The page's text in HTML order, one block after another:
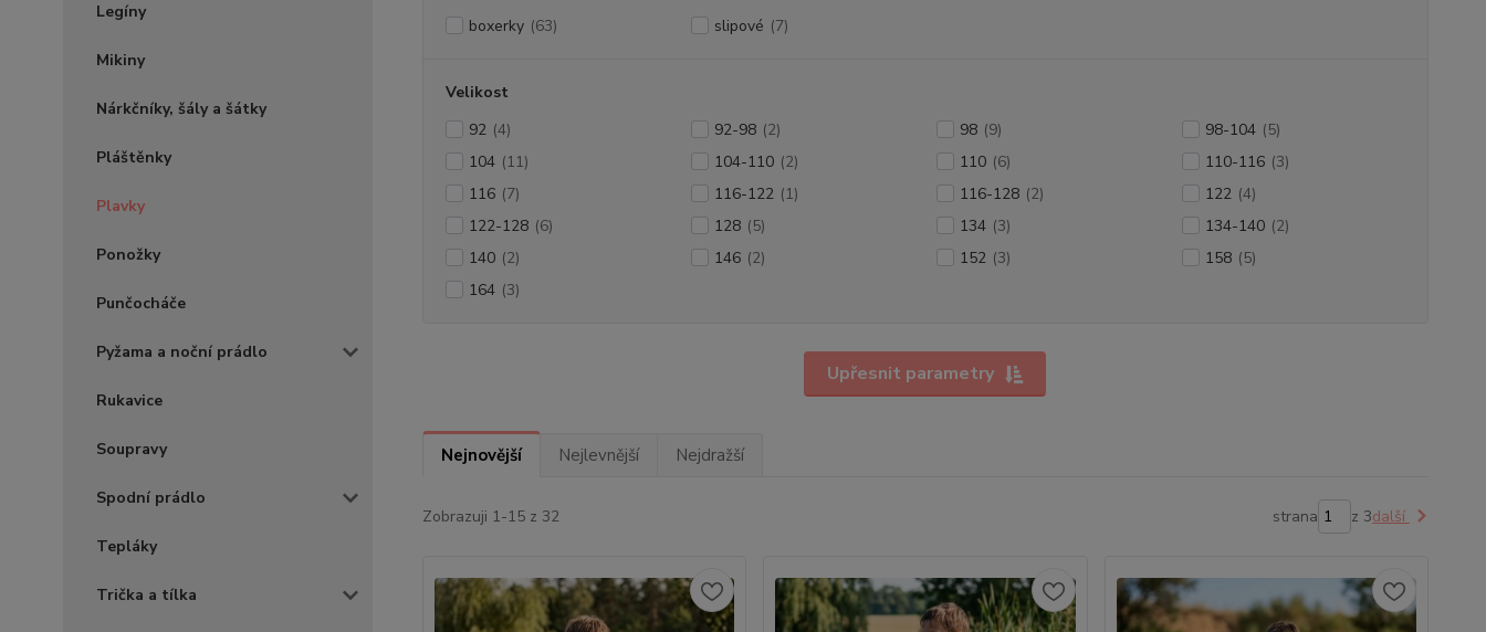
Legíny
Mikiny
Nárkčníky, šály a šátky
Pláštěnky
Plavky
Ponožky
Punčocháče
Pyžama a noční prádlo
Rukavice
Soupravy
Spodní prádlo
Tepláky
Trička a tílka
Upřesnit parametry
boxerky (63) slipové (7)
Velikost
92 (4) 92-98 (2) 98 (9) 98-104 (5)
104 (11) 104-110 (2) 110 (6) 110-116 (3)
116 (7) 116-122 (1) 116-128 (2) 122 (4)
122-128 (6) 128 (5) 134 (3) 134-140 (2)
140 (2) 146 (2) 152 (3) 158 (5)
164 (3)
Nejnovější Nejlevnější Nejdražší
Zobrazuji 1-15 z 32 strana z 3další